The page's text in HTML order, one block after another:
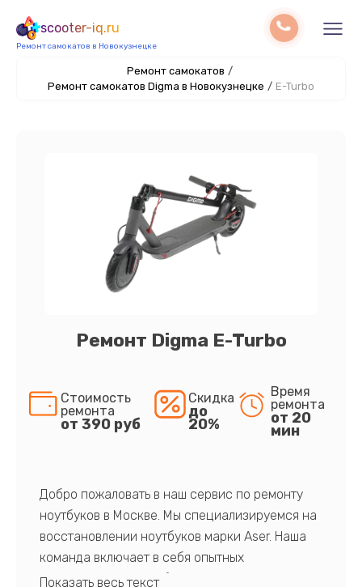
scooter-iq.ru
Ремонт самокатов в Новокузнецке
Ремонт самокатов /
Ремонт самокатов Digma в Новокузнецке / E-Turbo
Ремонт Digma E-Turbo
Стоимость
ремонта
от 390 руб
Скидка
до
20%
Время
ремонта
от 20
мин
Добро пожаловать в наш сервис по ремонту
ноутбуков в Москве. Мы специализируемся на
восстановлении ноутбуков марки Aser. Наша
команда включает в себя опытных
профессионалов с обширными знаниями и